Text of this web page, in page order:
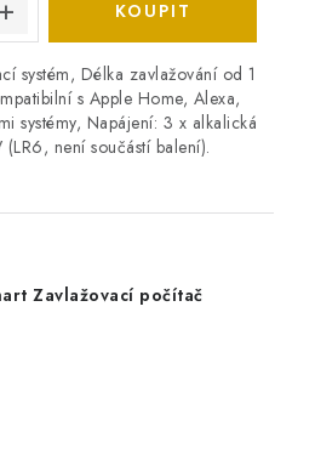
systém, Délka zavlažování od 1
s Apple Home, Alexa,
systémy, Napájení: 3 x alkalická
není součástí balení).
Zavlažovací počítač